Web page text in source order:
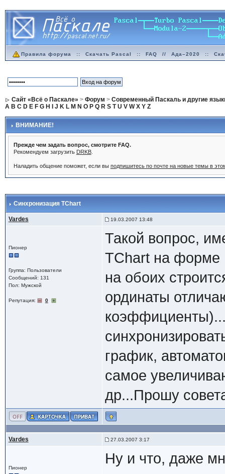
Правила форума :: Скачать Pascal :: FAQ // Ада–2020 ::
Сайт «Всё о Паскале» > Форум > Современный Паскаль и другие
A B C D E F G H J K L M N O P Q R S T U V W X Y Z
ВНИМАНИЕ!
Прежде чем задать вопрос, смотрите FAQ.
Рекомендуем загрузить DRKB.
Наладить общение поможет, если вы подпишитесь по почте на новые темы в
Синхронизация TChart
Vardes 19.03.2007 13:48
Пионер
Группа: Пользователи
Сообщений: 131
Пол: Мужской
Репутация: 0
Такой вопрос,
TChart на форме
на обоих
ординаты
график,
самое
др...Прошу
Vardes 27.03.2007 3:17
Пионер
Ну и что, даже